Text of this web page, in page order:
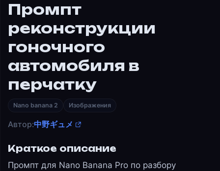
Промпт
реконструкции
гоночного
автомобиля в
перчатку
Nano banana 2 Изображения
Автор:中野ギュメ
Краткое описание
Промпт для Nano Banana Pro по разбору